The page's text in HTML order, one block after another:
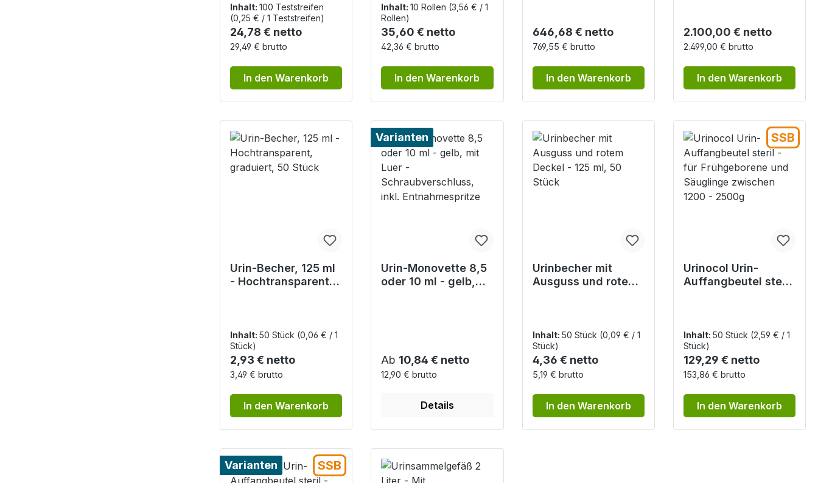
Inhalt: 100 Teststreifen
(0,25 € / 1 Teststreifen)
Regulärer Preis:
24,78 € netto
29,49 € brutto
In den Warenkorb
m
Inhalt:10 Rollen (3,56 € / 1
Rollen)
Regulärer Preis:
35,60 € netto
42,36 € brutto
In den Warenkorb
Regulärer Preis:
646,68 € netto
769,55 € brutto
In den Warenkorb
Regulärer Preis:
2.100,00 € netto
2.499,00 € brutto
In den Warenkorb
Urin-Becher, 125 ml
- Hochtransparent,
Inhalt: 50 Stück (0,06 € / 1
Stück)
Regulärer Preis:
2,93 € netto
3,49 € brutto
In den Warenkorb
Varianten
Urin-Monovette 8,5
oder 10 ml - gelb,
Regulärer Preis:
Ab 10,84 € netto
12,90 € brutto
Details
Urinbecher mit
Ausguss und rotem
Inhalt: 50 Stück (0,09 € / 1
Stück)
Regulärer Preis:
4,36 € netto
5,19 € brutto
In den Warenkorb
SSB
Urinocol Urin-
Auffangbeutel steril
2500g
Inhalt: 50 Stück (2,59 € / 1
Stück)
Regulärer Preis:
129,29 € netto
153,86 € brutto
In den Warenkorb
Varianten SSB